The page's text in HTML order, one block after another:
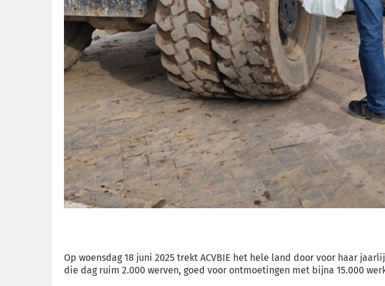
Op woensdag 18 juni 2025 trekt ACVBIE het hele land door voor haar
die dag ruim 2.000 werven, goed voor ontmoetingen met bijna 15.000